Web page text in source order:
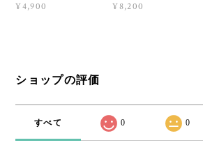
¥4,900 ¥8,200
ショップの評価
すべて 0 0